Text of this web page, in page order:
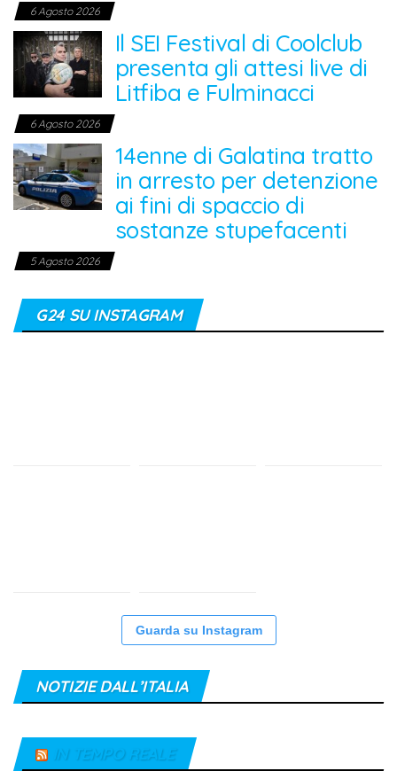
6 Agosto 2026
Il SEI Festival di Coolclub
presenta gli attesi live di
Litfiba e Fulminacci
6 Agosto 2026
14enne di Galatina tratto
in arresto per detenzione
ai fini di spaccio di
sostanze stupefacenti
5 Agosto 2026
G24 SU INSTAGRAM
Guarda su Instagram
NOTIZIE DALL’ITALIA
IN TEMPO REALE